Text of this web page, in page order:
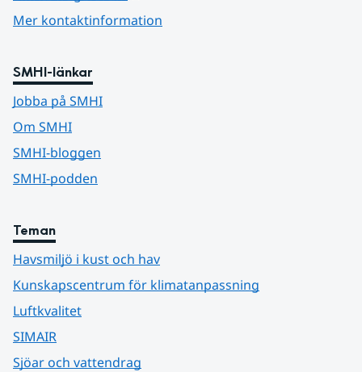
Mer kontaktinformation
SMHI-länkar
Jobba på SMHI
Om SMHI
SMHI-bloggen
SMHI-podden
Teman
Havsmiljö i kust och hav
Kunskapscentrum för klimatanpassning
Luftkvalitet
SIMAIR
Sjöar och vattendrag